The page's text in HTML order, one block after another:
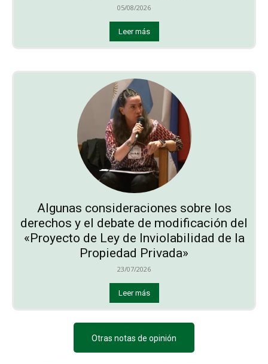
05/08/2026
Leer más
Algunas consideraciones sobre los
derechos y el debate de modificación del
«Proyecto de Ley de Inviolabilidad de la
Propiedad Privada»
23/07/2026
Leer más
Otras notas de opinión